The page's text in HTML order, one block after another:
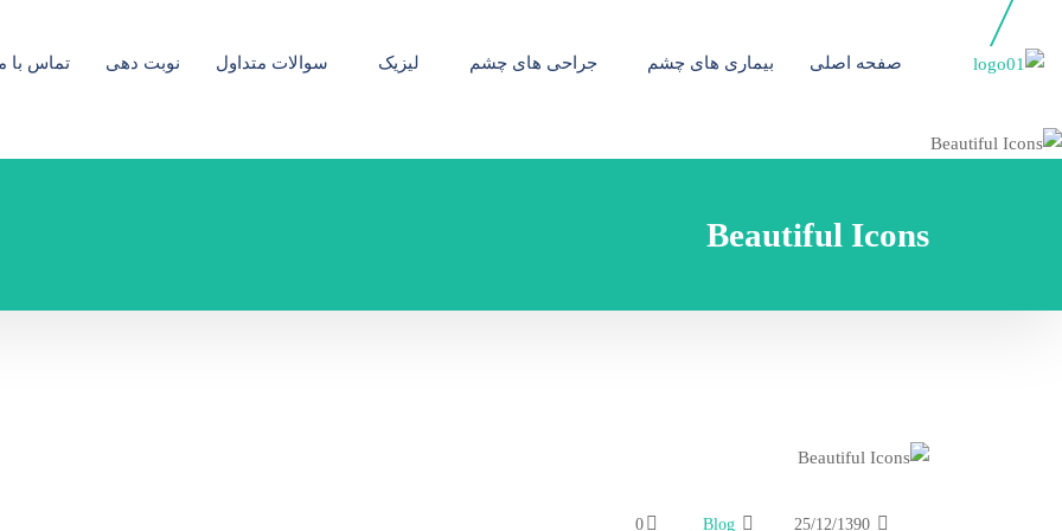
صفحه اصلی بیماری های چشم جراحی های چشم لیزیک سوالات متداول نوبت دهی تماس با
Beautiful Icons
Blog
0